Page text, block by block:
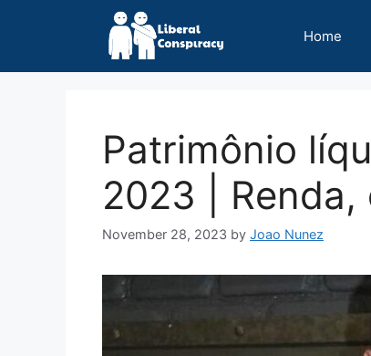
Home
Patrimônio
2023 |
November 28, 2023 by Joao Nunez